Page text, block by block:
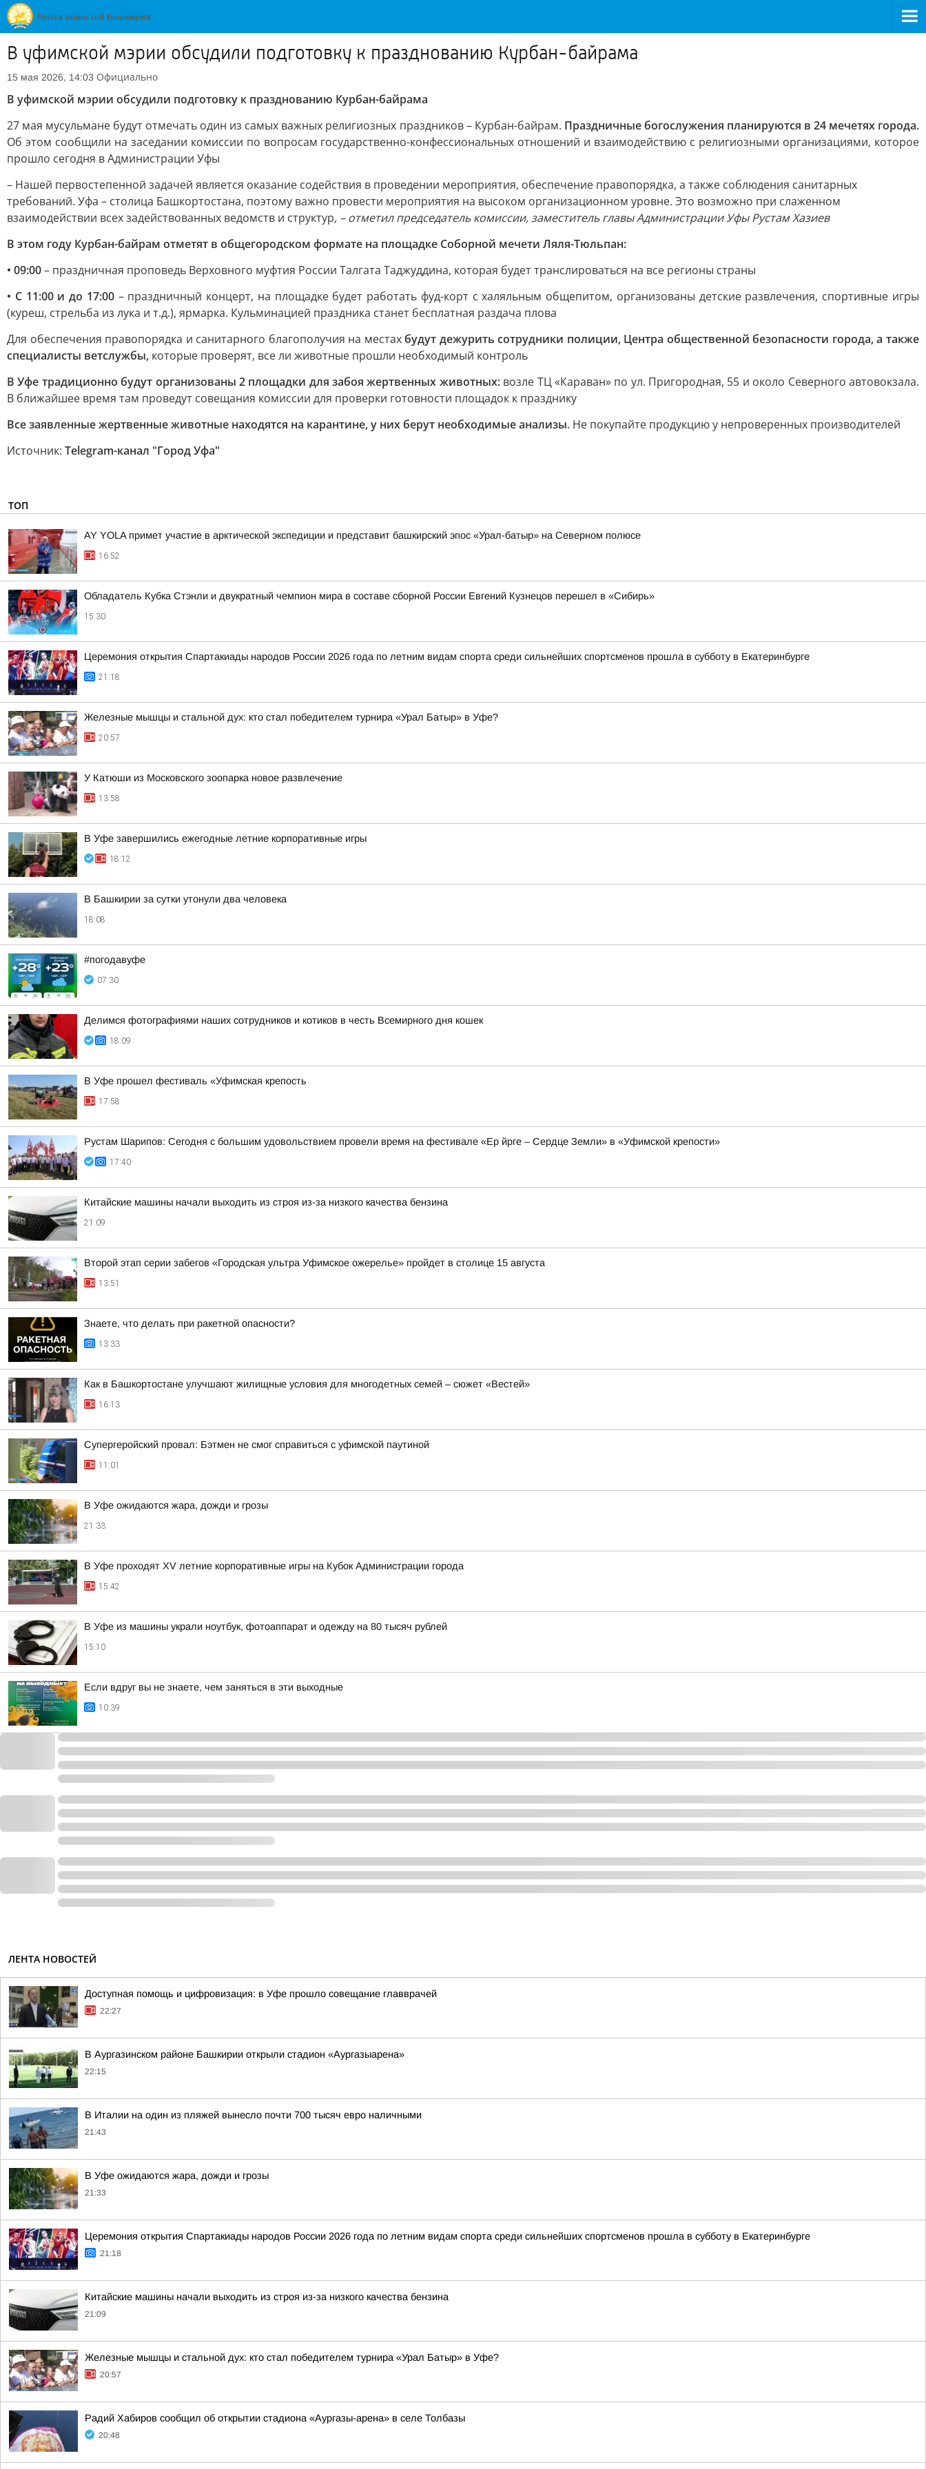
В уфимской мэрии обсудили подготовку к празднованию Курбан-байрама
15 мая 2026, 14:03 Официально
В уфимской мэрии обсудили подготовку к празднованию Курбан-байрама
27 мая мусульмане будут отмечать один из самых важных религиозных праздников – Курбан-байрам. Праздничные богослужения планируются в 24 мечетях города.
Об этом сообщили на заседании комиссии по вопросам государственно-конфессиональных отношений и взаимодействию с религиозными организациями, которое
прошло сегодня в Администрации Уфы
– Нашей первостепенной задачей является оказание содействия в проведении мероприятия, обеспечение правопорядка, а также соблюдения санитарных
требований. Уфа – столица Башкортостана, поэтому важно провести мероприятия на высоком организационном уровне. Это возможно при слаженном
взаимодействии всех задействованных ведомств и структур, – отметил председатель комиссии, заместитель главы Администрации Уфы Рустам Хазиев
В этом году Курбан-байрам отметят в общегородском формате на площадке Соборной мечети Ляля-Тюльпан:
• 09:00– праздничная проповедь Верховного муфтия России Талгата Таджуддина, которая будет транслироваться на все регионы страны
• С 11:00 и до 17:00 – праздничный концерт, на площадке будет работать фуд-корт с халяльным общепитом, организованы детские развлечения, спортивные игры
(куреш, стрельба из лука и т.д.), ярмарка. Кульминацией праздника станет бесплатная раздача плова
Для обеспечения правопорядка и санитарного благополучия на местахбудут дежурить сотрудники полиции, Центра общественной безопасности города, а также
специалисты ветслужбы, которые проверят, все ли животные прошли необходимый контроль
В Уфе традиционно будут организованы 2 площадки для забоя жертвенных животных: возле ТЦ «Караван» по ул. Пригородная, 55 и около Северного автовокзала.
В ближайшее время там проведут совещания комиссии для проверки готовности площадок к празднику
Все заявленные жертвенные животные находятся на карантине, у них берут необходимые анализы. Не покупайте продукцию у непроверенных производителей
Источник: Telegram-канал "Город Уфа"
ТОП
AY YOLA примет участие в арктической экспедиции и представит башкирский эпос «Урал-батыр» на Северном полюсе
16:52
Обладатель Кубка Стэнли и двукратный чемпион мира в составе сборной России Евгений Кузнецов перешел в «Сибирь»
15:30
Церемония открытия Спартакиады народов России 2026 года по летним видам спорта среди сильнейших спортсменов прошла в субботу в Екатеринбурге
21:18
Железные мышцы и стальной дух: кто стал победителем турнира «Урал Батыр» в Уфе?
20:57
У Катюши из Московского зоопарка новое развлечение
13:58
В Уфе завершились ежегодные летние корпоративные игры
18:12
В Башкирии за сутки утонули два человека
18:08
#погодавуфе
07:30
Делимся фотографиями наших сотрудников и котиков в честь Всемирного дня кошек
18:09
В Уфе прошел фестиваль «Уфимская крепость
17:58
Рустам Шарипов: Сегодня с большим удовольствием провели время на фестивале «Ер йрге – Сердце Земли» в «Уфимской крепости»
17:40
Китайские машины начали выходить из строя из-за низкого качества бензина
21:09
Второй этап серии забегов «Городская ультра Уфимское ожерелье» пройдет в столице 15 августа
13:51
Знаете, что делать при ракетной опасности?
13:33
Как в Башкортостане улучшают жилищные условия для многодетных семей – сюжет «Вестей»
16:13
Супергеройский провал: Бэтмен не смог справиться с уфимской паутиной
11:01
В Уфе ожидаются жара, дожди и грозы
21:33
В Уфе проходят XV летние корпоративные игры на Кубок Администрации города
15:42
В Уфе из машины украли ноутбук, фотоаппарат и одежду на 80 тысяч рублей
15:10
Если вдруг вы не знаете, чем заняться в эти выходные
10:39
ЛЕНТА НОВОСТЕЙ
Доступная помощь и цифровизация: в Уфе прошло совещание главврачей
22:27
В Аургазинском районе Башкирии открыли стадион «Аургазыарена»
22:15
В Италии на один из пляжей вынесло почти 700 тысяч евро наличными
21:43
В Уфе ожидаются жара, дожди и грозы
21:33
Церемония открытия Спартакиады народов России 2026 года по летним видам спорта среди сильнейших спортсменов прошла в субботу в Екатеринбурге
21:18
Китайские машины начали выходить из строя из-за низкого качества бензина
21:09
Железные мышцы и стальной дух: кто стал победителем турнира «Урал Батыр» в Уфе?
20:57
Радий Хабиров сообщил об открытии стадиона «Аургазы-арена» в селе Толбазы
20:48